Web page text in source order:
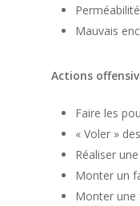
Mauvais
Actions
Faire les
« Voler »
Réaliser
Monter un
Monter une